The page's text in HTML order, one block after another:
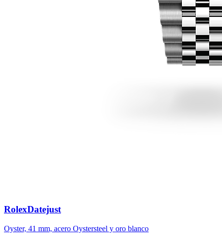
RolexDatejust
Oyster, 41 mm, acero Oystersteel y oro blanco